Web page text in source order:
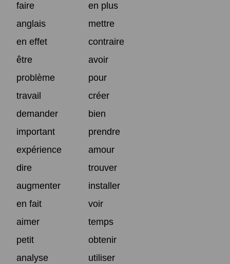
faire
en plus
anglais
mettre
en effet
contraire
être
avoir
problème
pour
travail
créer
demander
bien
important
prendre
expérience
amour
dire
trouver
augmenter
installer
en fait
voir
aimer
temps
petit
obtenir
analyse
utiliser